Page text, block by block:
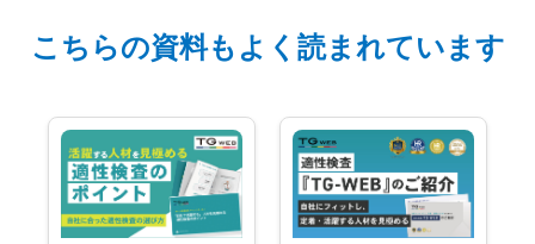
こちらの資料もよく読まれています